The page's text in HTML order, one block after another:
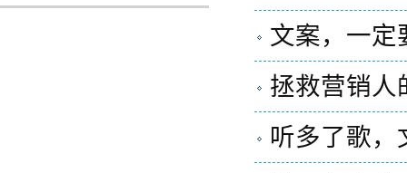
文案，一定
拯救营销人
听多了歌，